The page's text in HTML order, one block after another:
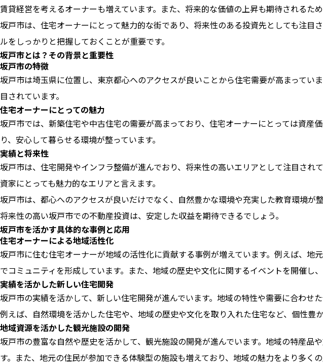
賃貸経営を考えるオーナーも増えています。また、将来的な価値の上昇も期待されるた
坂戸市は、住宅オーナーにとって魅力的な街であり、将来性のある投資先としても注
ルをしっかりと把握しておくことが重要です。
坂戸市とは？その背景と重要性
坂戸市の特徴
坂戸市は埼玉県に位置し、東京都心へのアクセスが良いことから住宅需要が高まって
目されています。
住宅オーナーにとっての魅力
坂戸市では、新築住宅や中古住宅の需要が高まっており、住宅オーナーにとっては資産
り、安心して暮らせる環境が整っています。
実績と将来性
坂戸市は、住宅開発やインフラ整備が進んでおり、将来性の高いエリアとして注目さ
資家にとっても魅力的なエリアと言えます。
坂戸市は、都心へのアクセスが良いだけでなく、自然豊かな環境や充実した教育環境が
将来性の高い坂戸市での不動産投資は、安定した収益を期待できるでしょう。
坂戸市を活かす具体的な事例と応用
住宅オーナーによる地域活性化
坂戸市に住む住宅オーナーが地域の活性化に貢献する事例が増えています。例えば、
でコミュニティを形成しています。また、地域の歴史や文化に関するイベントを開催し
実績を活かした新しい住宅開発
坂戸市の実績を活かして、新しい住宅開発が進んでいます。地域の特性や需要に合わせ
例えば、自然環境を活かした住宅や、地域の歴史や文化を取り入れた住宅など、個性豊
地域資源を活かした観光施設の開発
坂戸市の豊富な自然や歴史を活かして、観光施設の開発が進んでいます。地域の特産
す。また、地元の住民が参加できる体験型の施設も増えており、地域の魅力をより多く